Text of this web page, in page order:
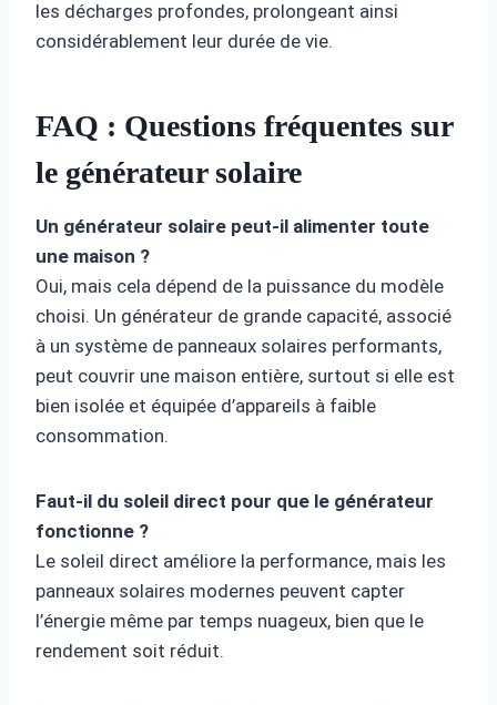
les décharges profondes, prolongeant ainsi
considérablement leur durée de vie.
FAQ : Questions fréquentes sur
le générateur solaire
Un générateur solaire peut-il alimenter toute
une maison ?
Oui, mais cela dépend de la puissance du modèle
choisi. Un générateur de grande capacité, associé
à un système de panneaux solaires performants,
peut couvrir une maison entière, surtout si elle est
bien isolée et équipée d’appareils à faible
consommation.
Faut-il du soleil direct pour que le générateur
fonctionne ?
Le soleil direct améliore la performance, mais les
panneaux solaires modernes peuvent capter
l’énergie même par temps nuageux, bien que le
rendement soit réduit.